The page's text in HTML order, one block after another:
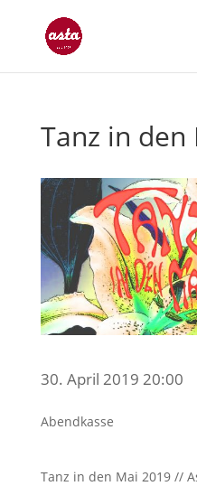
Tanz in den
30. April 2019 20:00
Abendkasse
Tanz in den Mai 2019 //